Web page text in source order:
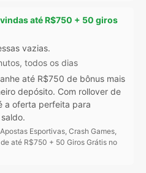
até R$750 + 50 giros
vazias.
todos os dias
até R$750 de bônus mais
depósito. Com rollover de
a oferta perfeita para
Esportivas, Crash Games,
até R$750 + 50 Giros Grátis no